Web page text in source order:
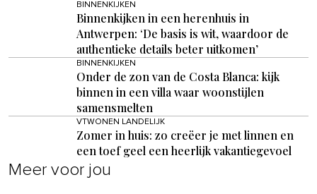
BINNENKIJKEN
Binnenkijken in een herenhuis in
Antwerpen: ‘De basis is wit, waardoor de
authentieke details beter uitkomen’
BINNENKIJKEN
Onder de zon van de Costa Blanca: kijk
binnen in een villa waar woonstijlen
samensmelten
VTWONEN LANDELIJK
Zomer in huis: zo creëer je met linnen en
een toef geel een heerlijk vakantiegevoel
Meer voor jou